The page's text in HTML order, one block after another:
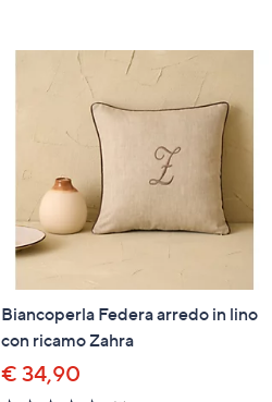
per
consultarli.
Biancoperla Federa arredo in lino
con ricamo Zahra
€ 34,90